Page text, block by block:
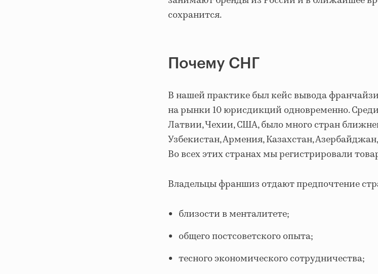
сохранится.
Почему СНГ
В нашей практике был кейс вывода
на рынки 10 юрисдикций одновременно.
Латвии, Чехии, США, было много стран
Узбекистан, Армения, Казахстан,
Во всех этих странах мы регистрировали
Владельцы франшиз отдают предпочтение
близости в менталитете;
общего постсоветского опыта;
тесного экономического сотрудничества;